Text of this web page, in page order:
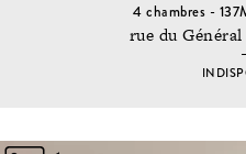
4 chambres -
rue du